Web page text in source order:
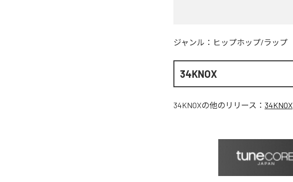
ジャンル： ヒップホップ/ラップ
34KNOX
34KNOXの他のリリース： 34KNOX